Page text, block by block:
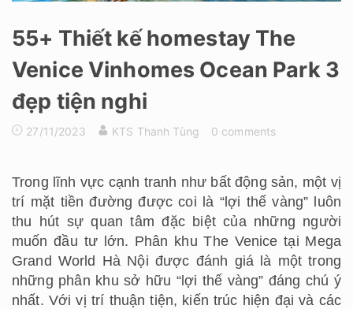
55+ Thiết kế homestay The
Venice Vinhomes Ocean Park 3
đẹp tiện nghi
27/11/2023 KTS Thanh Tùng 0 comments
Trong lĩnh vực cạnh tranh như bất động sản, một vị
trí mặt tiền đường được coi là “lợi thế vàng” luôn
thu hút sự quan tâm đặc biệt của những người
muốn đầu tư lớn. Phân khu The Venice tại Mega
Grand World Hà Nội được đánh giá là một trong
những phân khu sở hữu “lợi thế vàng” đáng chú ý
nhất. Với vị trí thuận tiện, kiến trúc hiện đại và các